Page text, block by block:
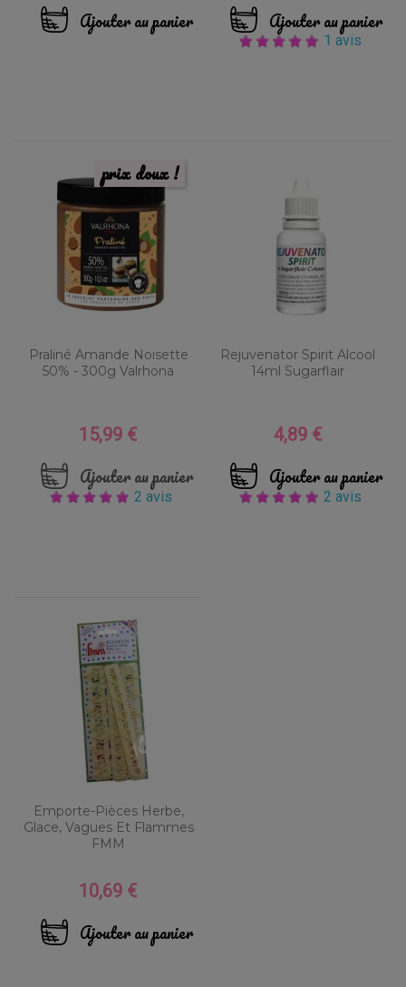
Ajouter au panier Ajouter au panier
1 avis
Praliné Amande Noisette
50% - 300g Valrhona
Prix
15,99 €
Ajouter au panier
2 avis
prix doux !
Rejuvenator Spirit Alcool
14ml Sugarflair
Prix
4,89 €
Ajouter au panier
2 avis
Emporte-Pièces Herbe,
Glace, Vagues Et Flammes
FMM
Prix
10,69 €
Ajouter au panier